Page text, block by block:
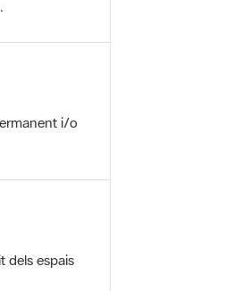
i/o
dels espais